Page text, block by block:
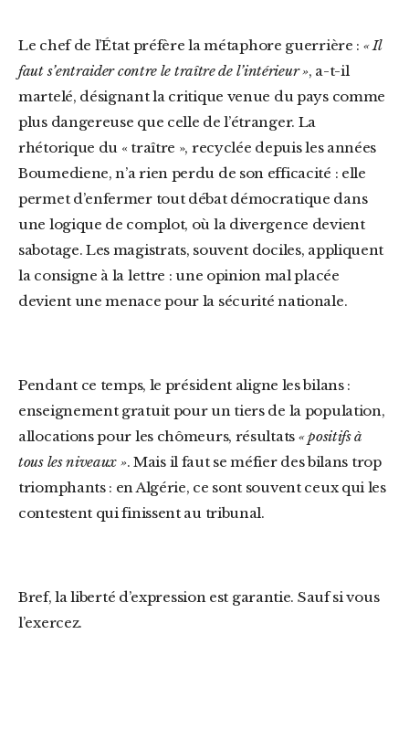
Le chef de l’État préfère la métaphore guerrière : « Il
faut s’entraider contre le traître de l’intérieur », a-t-il
martelé, désignant la critique venue du pays comme
plus dangereuse que celle de l’étranger. La
rhétorique du « traître », recyclée depuis les années
Boumediene, n’a rien perdu de son efficacité : elle
permet d’enfermer tout débat démocratique dans
une logique de complot, où la divergence devient
sabotage. Les magistrats, souvent dociles, appliquent
la consigne à la lettre : une opinion mal placée
devient une menace pour la sécurité nationale.
Pendant ce temps, le président aligne les bilans :
enseignement gratuit pour un tiers de la population,
allocations pour les chômeurs, résultats « positifs à
tous les niveaux ». Mais il faut se méfier des bilans trop
triomphants : en Algérie, ce sont souvent ceux qui les
contestent qui finissent au tribunal.
Bref, la liberté d’expression est garantie. Sauf si vous
l’exercez.